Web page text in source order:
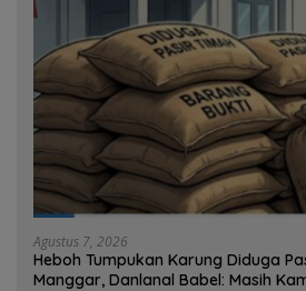
Agustus 7, 2026
Heboh Tumpukan Karung Diduga
Manggar, Danlanal Babel: Masih